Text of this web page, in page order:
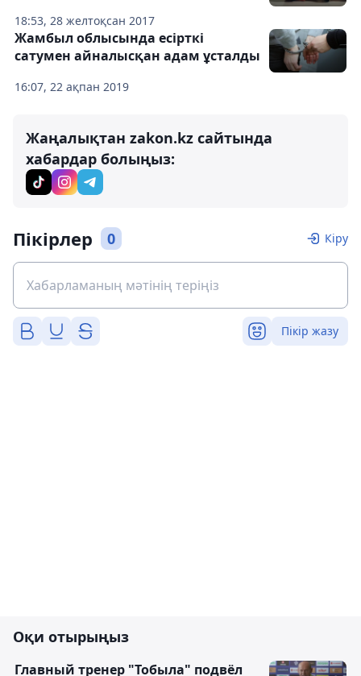
18:53, 28 желтоқсан 2017
16:07, 22 ақпан 2019
Жамбыл облысында есірткі
сатумен айналысқан адам ұсталды
Жаңалықтан zakon.kz сайтында
хабардар болыңыз:
Пікірлер 0 Кіру
Пікір жазу
Оқи отырыңыз
Главный тренер "Тобыла" подвёл